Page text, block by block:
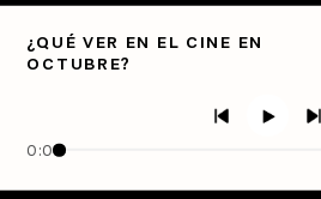
¿QUÉ VER EN EL CINE EN
OCTUBRE?
0:00
PÓDCASTS
Crecer en Distopía